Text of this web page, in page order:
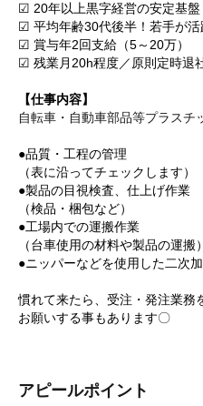
☑ 20年以上黒字経営の安定基盤
☑ 平均年齢30代後半！若手が活
☑ 賞与年2回支給（5～20万）
☑ 残業月20h程度／原則定時退
【仕事内容】
自転車・自動車部品等プラスチ
●品質・工程の管理
（表に沿ってチェックします）
●製品の目視検査、仕上げ作業
（検品・梱包など）
●工場内での運搬作業
（台車使用の材料や製品の運搬）
●ニッパーなどを使用した二次
慣れて来たら、受注・発注業務
お願いする事もあります〇
アピールポイント